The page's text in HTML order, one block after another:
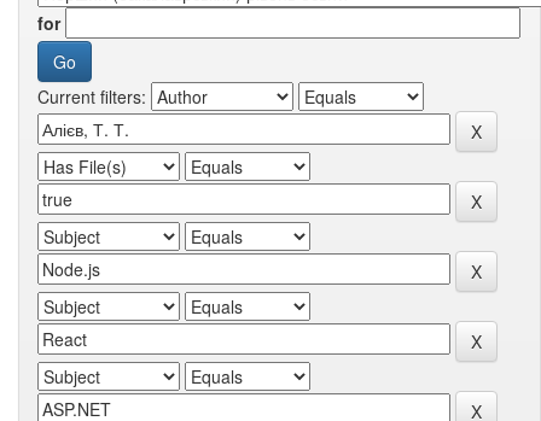
for
Current filters: